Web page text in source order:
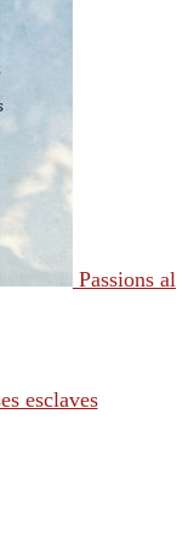
Passions al
esclaves